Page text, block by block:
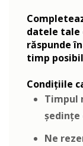
datele tale
răspunde
timp
Condițiile
Timpul
ședințe
Ne